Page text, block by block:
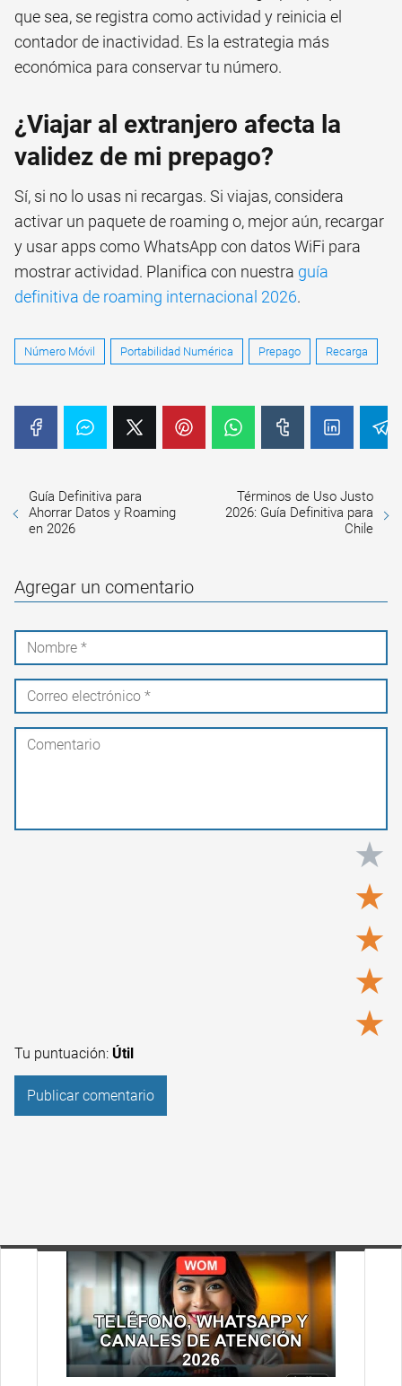
que sea, se registra como actividad y reinicia el
contador de inactividad. Es la estrategia más
económica para conservar tu número.
¿Viajar al extranjero afecta la
validez de mi prepago?
Sí, si no lo usas ni recargas. Si viajas, considera
activar un paquete de roaming o, mejor aún, recargar
y usar apps como WhatsApp con datos WiFi para
mostrar actividad. Planifica con nuestra guía
definitiva de roaming internacional 2026.
Número Móvil Portabilidad Numérica Prepago Recarga
Guía Definitiva para
Ahorrar Datos y Roaming
en 2026
Términos de Uso Justo
2026: Guía Definitiva para
Chile
Agregar un comentario
★
★
★
★
★
Tu puntuación: Útil